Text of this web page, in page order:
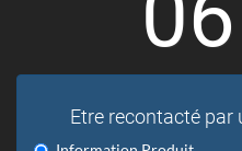
Etre recontacté par